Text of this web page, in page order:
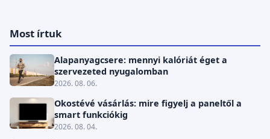
Most írtuk
Alapanyagcsere: mennyi kalóriát éget a
szervezeted nyugalomban
2026. 08. 06.
Okostévé vásárlás: mire figyelj a paneltől a
smart funkciókig
2026. 08. 04.